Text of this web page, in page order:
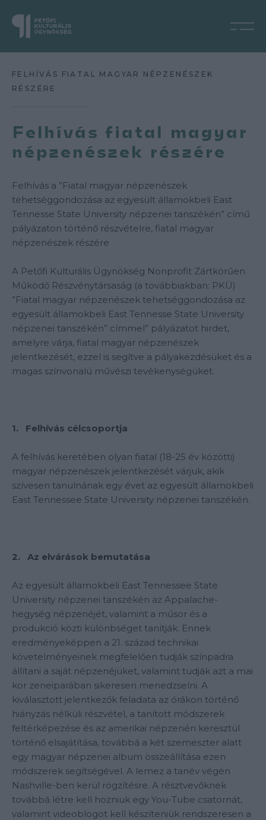
FELHÍVÁS FIATAL MAGYAR NÉPZENÉSZEK
RÉSZÉRE
Felhívás fiatal magyar
népzenészek részére
Felhívás a ”Fiatal magyar népzenészek
tehetséggondozása az egyesült államokbeli East
Tennesse State University népzenei tanszékén” című
pályázaton történő részvételre, fiatal magyar
népzenészek részére
A Petőfi Kulturális Ügynökség Nonprofit Zártkörűen
Működő Részvénytársaság (a továbbiakban: PKÜ)
”Fiatal magyar népzenészek tehetséggondozása az
egyesült államokbeli East Tennesse State University
népzenei tanszékén” címmel” pályázatot hirdet,
amelyre várja, fiatal magyar népzenészek
jelentkezését, ezzel is segítve a pályakezdésüket és a
magas színvonalú művészi tevékenységüket.
1. Felhívás célcsoportja
A felhívás keretében olyan fiatal (18-25 év közötti)
magyar népzenészek jelentkezését várjuk, akik
szívesen tanulnának egy évet az egyesült államokbeli
East Tennessee State University népzenei tanszékén.
2. Az elvárások bemutatása
Az egyesült államokbeli East Tennessee State
University népzenei tanszékén az Appalache-
hegység népzenéjét, valamint a műsor és a
produkció közti különbséget tanítják. Ennek
eredményeképpen a 21. század technikai
követelményeinek megfelelően tudják színpadra
állítani a saját népzenéjüket, valamint tudják azt a mai
kor zeneiparában sikeresen menedzselni. A
kiválasztott jelentkezők feladata az órákon történő
hiányzás nélküli részvétel, a tanított módszerek
feltérképezése és az amerikai népzenén keresztül
történő elsajátítása, továbbá a két szemeszter alatt
egy magyar népzenei album összeállítása ezen
módszerek segítségével. A lemez a tanév végén
Nashville-ben kerül rögzítésre. A résztvevőknek
továbbá létre kell hozniuk egy You-Tube csatornát,
valamint videoblogot kell készíteniük rendszeresen a